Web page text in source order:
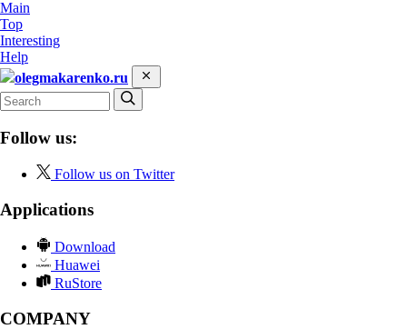
Main
Top
Interesting
Help
olegmakarenko.ru
Follow us:
Follow us on Twitter
Applications
Download
Huawei
RuStore
COMPANY